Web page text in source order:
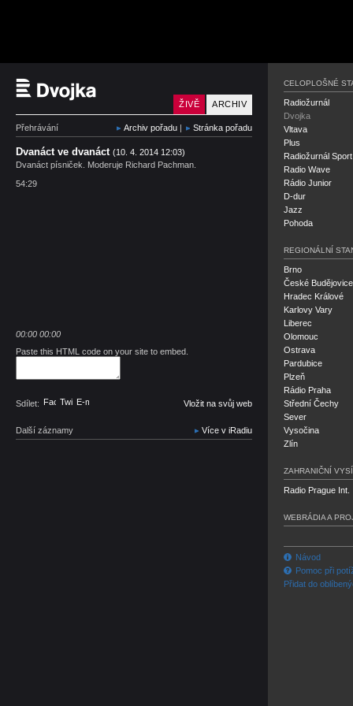
Český rozhlas Dvojka
ARCHIV
ŽIVĚ
Přehrávání Archiv pořadu | Stránka pořadu
Dvanáct ve dvanáct (10. 4. 2014 12:03)
Dvanáct písniček. Moderuje Richard Pachman.
54:29
00:00 00:00
Paste this HTML code on your site to embed.
Sdílet: Facebook
TwitterE-mail Vložit na svůj web
Další záznamy Více v iRadiu
CELOPLOŠNÉ
Radiožurnál
Dvojka
Vltava
Plus
Radiožurnál Sport
Radio Wave
Rádio Junior
D-dur
Jazz
Pohoda
REGIONÁLNÍ
Brno
České Budějovice
Hradec Králové
Karlovy Vary
Liberec
Olomouc
Ostrava
Pardubice
Plzeň
Rádio Praha
Střední Čechy
Sever
Vysočina
Zlín
ZAHRANIČNÍ
Radio Prague Int.
WEBRÁDIA A
Návod
Pomoc při
Přidat do